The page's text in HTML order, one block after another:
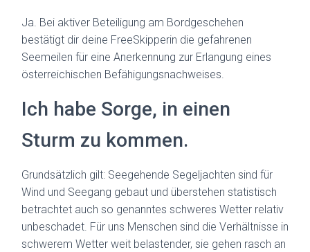
Ja. Bei aktiver Beteiligung am Bordgeschehen
bestätigt dir deine FreeSkipperin die gefahrenen
Seemeilen für eine Anerkennung zur Erlangung eines
österreichischen Befähigungsnachweises.
Ich habe Sorge, in einen
Sturm zu kommen.
Grundsätzlich gilt: Seegehende Segeljachten sind für
Wind und Seegang gebaut und überstehen statistisch
betrachtet auch so genanntes schweres Wetter relativ
unbeschadet. Für uns Menschen sind die Verhältnisse in
schwerem Wetter weit belastender, sie gehen rasch an